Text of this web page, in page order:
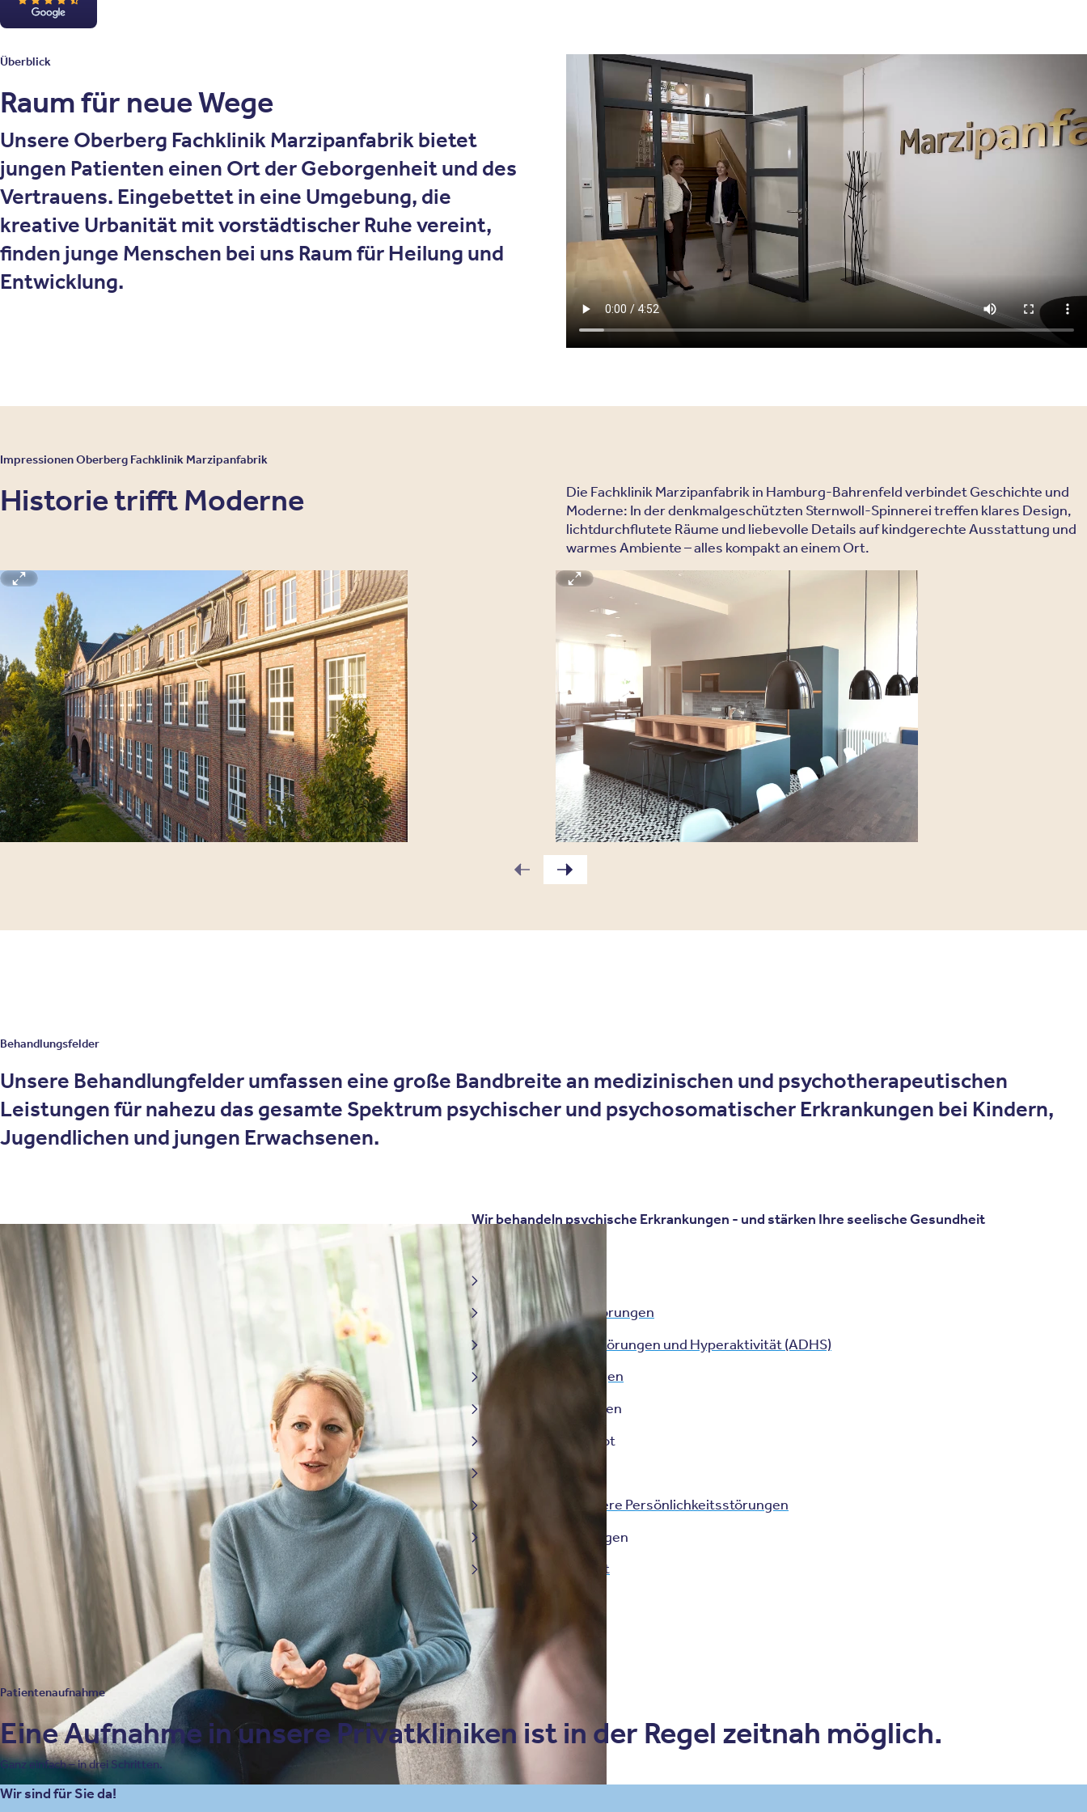
Google
Überblick
Raum für neue Wege
Unsere Oberberg Fachklinik Marzipanfabrik bietet
jungen Patienten einen Ort der Geborgenheit und des
Vertrauens. Eingebettet in eine Umgebung, die
kreative Urbanität mit vorstädtischer Ruhe vereint,
finden junge Menschen bei uns Raum für Heilung und
Entwicklung.
Impressionen Oberberg Fachklinik Marzipanfabrik
Historie trifft Moderne
Die Fachklinik Marzipanfabrik in Hamburg-Bahrenfeld verbindet Geschichte und
Moderne: In der denkmalgeschützten Sternwoll-Spinnerei treffen klares Design,
lichtdurchflutete Räume und liebevolle Details auf kindgerechte Ausstattung und
warmes Ambiente – alles kompakt an einem Ort.
Behandlungsfelder
Unsere Behandlungfelder umfassen eine große Bandbreite an medizinischen und psychotherapeutischen
Leistungen für nahezu das gesamte Spektrum psychischer und psychosomatischer Erkrankungen bei Kindern,
Jugendlichen und jungen Erwachsenen.
Wir behandeln psychische Erkrankungen - und stärken Ihre seelische Gesundheit
Schulabsentismus
Angst- und Panikstörungen
Aufmerksamkeitsstörungen und Hyperaktivität (ADHS)
Depressive Störungen
Emotionale Störungen
Eltern-Kind-Angebot
Borderline und andere Persönlichkeitsstörungen
Dissoziative Störungen
Medienabhängigkeit
Patientenaufnahme
Eine Aufnahme in unsere Privatkliniken ist in der Regel zeitnah möglich.
Ganz einfach – in drei Schritten.
Wir sind für Sie da!